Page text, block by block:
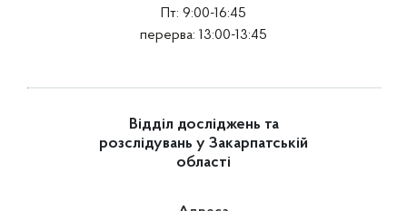
Пт: 9:00-16:45
перерва: 13:00-13:45
Відділ досліджень та
розслідувань у Закарпатській
області